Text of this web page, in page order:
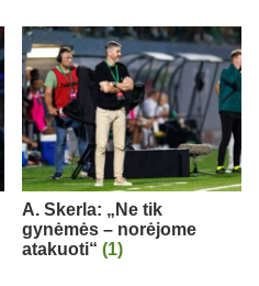
A. Skerla: „Ne tik
gynėmės – norėjome
atakuoti“ (1)